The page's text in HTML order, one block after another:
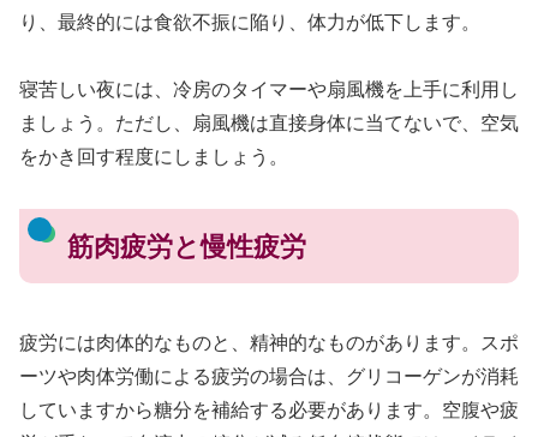
り、最終的には食欲不振に陥り、体力が低下します。
寝苦しい夜には、冷房のタイマーや扇風機を上手に利用し
ましょう。ただし、扇風機は直接身体に当てないで、空気
をかき回す程度にしましょう。
筋肉疲労と慢性疲労
疲労には肉体的なものと、精神的なものがあります。スポ
ーツや肉体労働による疲労の場合は、グリコーゲンが消耗
していますから糖分を補給する必要があります。空腹や疲